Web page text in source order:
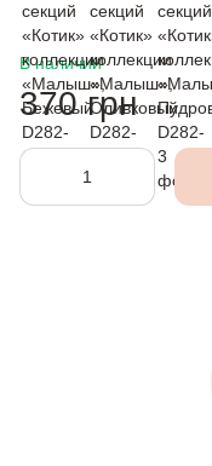
В наличии
370 грн